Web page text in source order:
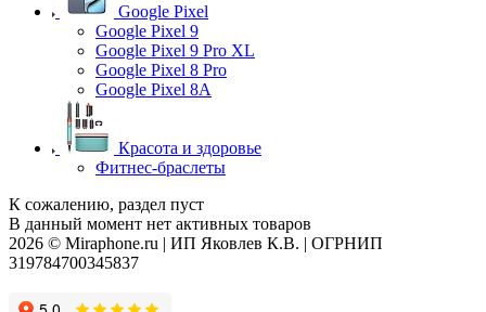
Google Pixel
Google Pixel 9
Google Pixel 9 Pro XL
Google Pixel 8 Pro
Google Pixel 8A
Красота и здоровье
Фитнес-браслеты
К сожалению, раздел пуст
В данный момент нет активных товаров
2026 © Miraphone.ru | ИП Яковлев К.В. | ОГРНИП
319784700345837